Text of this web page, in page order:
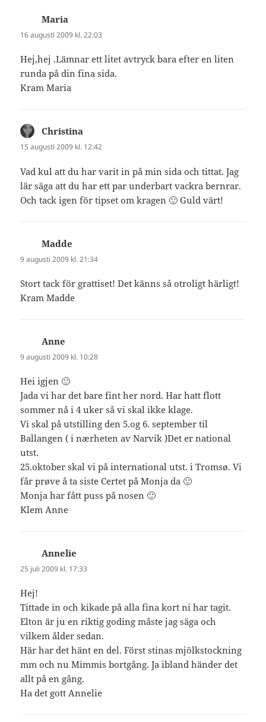
Maria
16 augusti 2009 kl. 22:03
Hej,hej .Lämnar ett litet avtryck bara efter en liten
runda på din fina sida.
Kram Maria
Christina
15 augusti 2009 kl. 12:42
Vad kul att du har varit in på min sida och tittat. Jag
lär säga att du har ett par underbart vackra bernrar.
Och tack igen för tipset om kragen 🙂 Guld värt!
Madde
9 augusti 2009 kl. 21:34
Stort tack för grattiset! Det känns så otroligt härligt!
Kram Madde
Anne
9 augusti 2009 kl. 10:28
Hei igjen 🙂
Jada vi har det bare fint her nord. Har hatt flott
sommer nå i 4 uker så vi skal ikke klage.
Vi skal på utstilling den 5.og 6. september til
Ballangen ( i nærheten av Narvik )Det er national
utst.
25.oktober skal vi på international utst. i Tromsø. Vi
får prøve å ta siste Certet på Monja da 🙂
Monja har fått puss på nosen 🙂
Klem Anne
Annelie
25 juli 2009 kl. 17:33
Hej!
Tittade in och kikade på alla fina kort ni har tagit.
Elton är ju en riktig goding måste jag säga och
vilkem ålder sedan.
Här har det hänt en del. Först stinas mjölkstockning
mm och nu Mimmis bortgång. Ja ibland händer det
allt på en gång.
Ha det gott Annelie